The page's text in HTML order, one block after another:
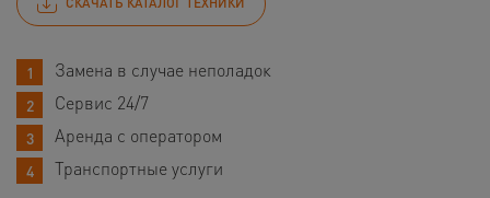
Замена в случае неполадок
Сервис 24/7
Аренда с оператором
Транспортные услуги